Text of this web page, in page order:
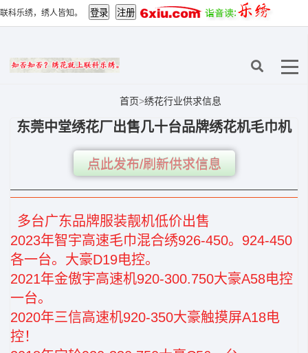
联科乐绣，绣人皆知。
首页>绣花行业供求信息
东莞中堂绣花厂出售几十台品牌绣花机毛巾机
点此发布/刷新供求信息
多台广东品牌服装靓机低价出售
2023年智宇高速毛巾混合绣926-450。924-450
各一台。大豪D19电控。
2021年金傲宇高速机920-300.750大豪A58电控
一台。
2020年三信高速机920-350大豪触摸屏A18电
控！